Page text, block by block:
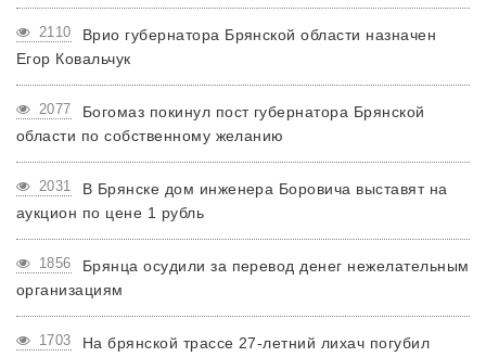
2110
Врио губернатора Брянской области назначен
Егор Ковальчук
2077
Богомаз покинул пост губернатора Брянской
области по собственному желанию
2031
В Брянске дом инженера Боровича выставят на
аукцион по цене 1 рубль
1856
Брянца осудили за перевод денег нежелательным
организациям
1703
На брянской трассе 27-летний лихач погубил